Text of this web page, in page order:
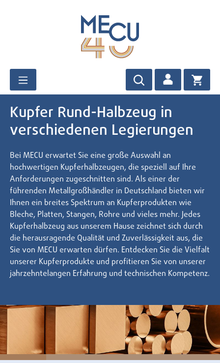
Kupfer Rund-Halbzeug in
verschiedenen Legierungen
Bei MECU erwartet Sie eine große Auswahl an
hochwertigen Kupferhalbzeugen, die speziell auf Ihre
Anforderungen zugeschnitten sind. Als einer der
führenden Metallgroßhändler in Deutschland bieten wir
Ihnen ein breites Spektrum an Kupferprodukten wie
Bleche, Platten, Stangen, Rohre und vieles mehr. Jedes
Kupferhalbzeug aus unserem Hause zeichnet sich durch
die herausragende Qualität und Zuverlässigkeit aus, die
Sie von MECU erwarten dürfen. Entdecken Sie die Vielfalt
unserer Kupferprodukte und profitieren Sie von unserer
jahrzehntelangen Erfahrung und technischen Kompetenz.